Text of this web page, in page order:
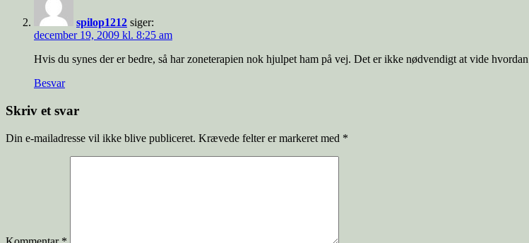
spilop1212 siger:
december 19, 2009 kl. 8:25 am
Hvis du synes der er bedre, så har zoneterapien nok hjulpet ham på vej. Det er ikke nødvendigt at vide
Besvar
Skriv et svar
Din e-mailadresse vil ikke blive publiceret. Krævede felter er markeret med *